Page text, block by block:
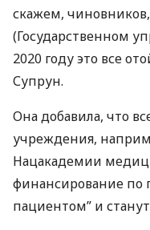
скажем, чиновников,
(Государственном
2020 году это все
Супрун.
Она добавила, что
учреждения,
Нацакадемии
финансирование по
пациентом” и